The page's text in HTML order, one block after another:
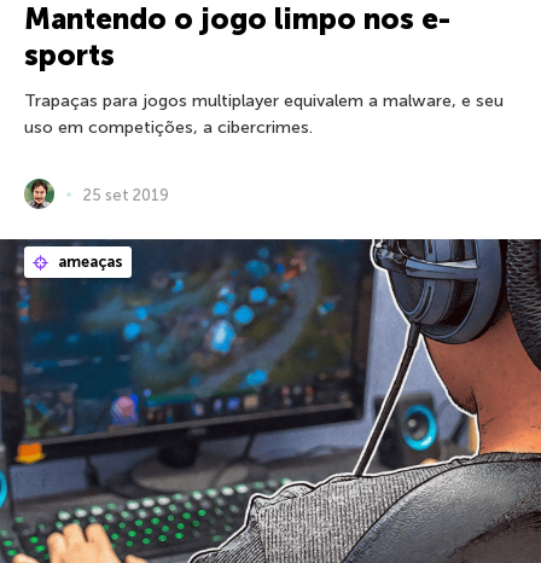
Mantendo o jogo limpo nos e-
sports
Trapaças para jogos multiplayer equivalem a malware, e seu
uso em competições, a cibercrimes.
25 set 2019
ameaças